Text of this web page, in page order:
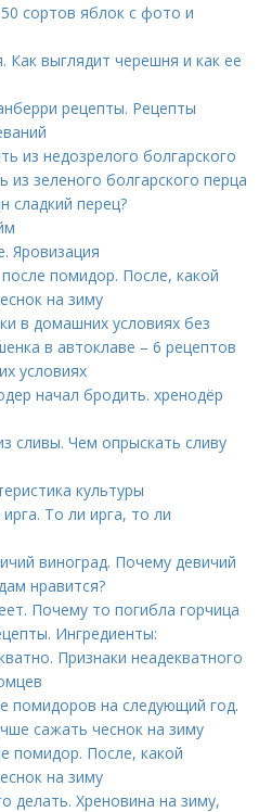
сортов яблок с фото и
Как выглядит черешня и как ее
рецепты. Рецепты
из недозрелого болгарского
зеленого болгарского перца
сладкий перец?
Яровизация
помидор. После, какой
на зиму
в домашних условиях без
в автоклаве – 6 рецептов
условиях
начал бродить. хренодёр
сливы. Чем опрыскать сливу
культуры
То ли ирга, то ли
виноград. Почему девичий
нравится?
Почему то погибла горчица
Ингредиенты:
Признаки неадекватного
помидоров на следующий год.
сажать чеснок на зиму
помидор. После, какой
на зиму
делать. Хреновина на зиму,